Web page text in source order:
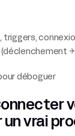
triggers,
(déclenchement
déboguer
vrai